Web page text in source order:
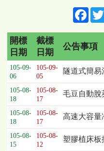
招
標
採
購
列
表，
欄
位
依
開標
日期
截標
日期
公告事項
105-09-
06
105-09-
05
隧道式簡
105-08-
18
105-08-
17
毛豆自動脫
105-08-
18
105-08-
17
高速大容量
105-08-
15
105-08-
12
塑膠植床板